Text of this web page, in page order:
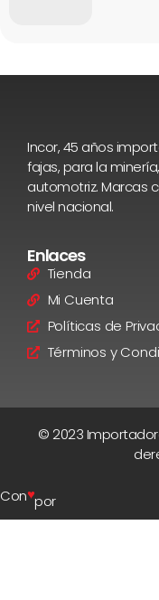
Incor, 45 años
fajas, para la
automotriz. Marcas
nivel nacional.
Enlaces
Tienda
Mi Cuenta
Políticas de
Términos y
© 2023
Con♥por